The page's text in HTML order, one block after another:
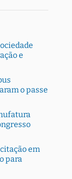
e
o passe
em
para